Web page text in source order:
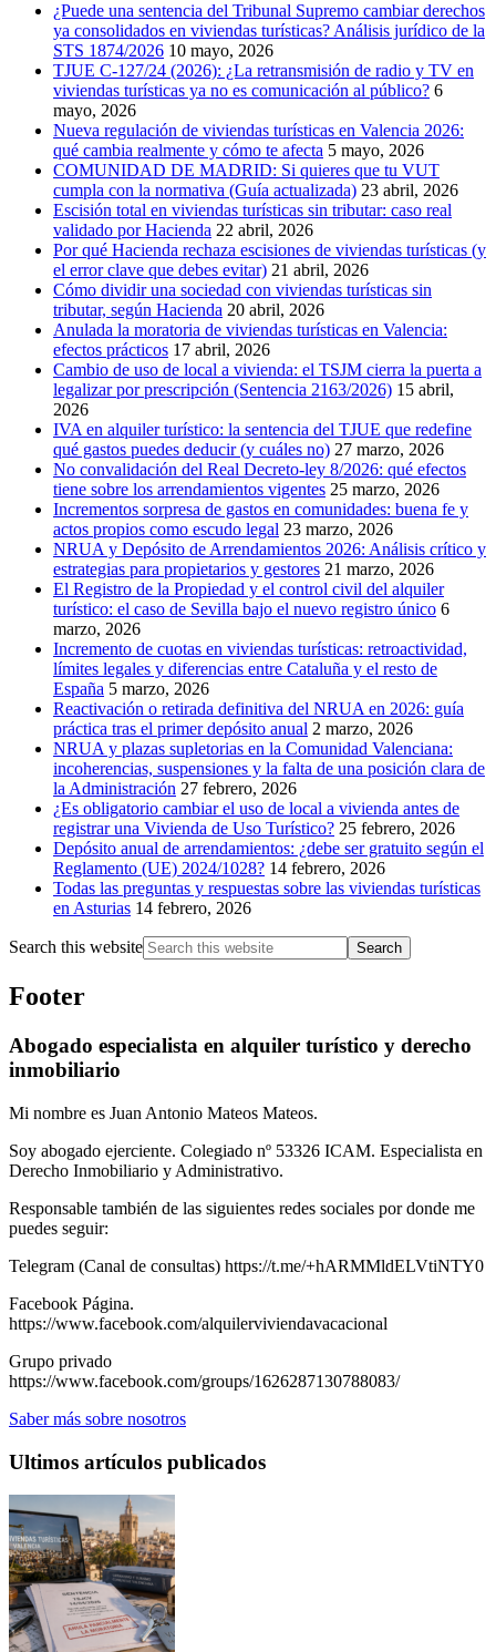
¿Puede una sentencia del Tribunal Supremo cambiar derechos
ya consolidados en viviendas turísticas? Análisis jurídico de la
STS 1874/2026 10 mayo, 2026
TJUE C-127/24 (2026): ¿La retransmisión de radio y TV en
viviendas turísticas ya no es comunicación al público? 6
mayo, 2026
Nueva regulación de viviendas turísticas en Valencia 2026:
qué cambia realmente y cómo te afecta 5 mayo, 2026
COMUNIDAD DE MADRID: Si quieres que tu VUT
cumpla con la normativa (Guía actualizada) 23 abril, 2026
Escisión total en viviendas turísticas sin tributar: caso real
validado por Hacienda 22 abril, 2026
Por qué Hacienda rechaza escisiones de viviendas turísticas (y
el error clave que debes evitar) 21 abril, 2026
Cómo dividir una sociedad con viviendas turísticas sin
tributar, según Hacienda 20 abril, 2026
Anulada la moratoria de viviendas turísticas en Valencia:
efectos prácticos 17 abril, 2026
Cambio de uso de local a vivienda: el TSJM cierra la puerta a
legalizar por prescripción (Sentencia 2163/2026) 15 abril,
2026
IVA en alquiler turístico: la sentencia del TJUE que redefine
qué gastos puedes deducir (y cuáles no) 27 marzo, 2026
No convalidación del Real Decreto-ley 8/2026: qué efectos
tiene sobre los arrendamientos vigentes 25 marzo, 2026
Incrementos sorpresa de gastos en comunidades: buena fe y
actos propios como escudo legal 23 marzo, 2026
NRUA y Depósito de Arrendamientos 2026: Análisis crítico y
estrategias para propietarios y gestores 21 marzo, 2026
El Registro de la Propiedad y el control civil del alquiler
turístico: el caso de Sevilla bajo el nuevo registro único 6
marzo, 2026
Incremento de cuotas en viviendas turísticas: retroactividad,
límites legales y diferencias entre Cataluña y el resto de
España 5 marzo, 2026
Reactivación o retirada definitiva del NRUA en 2026: guía
práctica tras el primer depósito anual 2 marzo, 2026
NRUA y plazas supletorias en la Comunidad Valenciana:
incoherencias, suspensiones y la falta de una posición clara de
la Administración 27 febrero, 2026
¿Es obligatorio cambiar el uso de local a vivienda antes de
registrar una Vivienda de Uso Turístico? 25 febrero, 2026
Depósito anual de arrendamientos: ¿debe ser gratuito según el
Reglamento (UE) 2024/1028? 14 febrero, 2026
Todas las preguntas y respuestas sobre las viviendas turísticas
en Asturias 14 febrero, 2026
Search this website
Footer
Abogado especialista en alquiler turístico y derecho
inmobiliario
Mi nombre es Juan Antonio Mateos Mateos.
Soy abogado ejerciente. Colegiado nº 53326 ICAM. Especialista en
Derecho Inmobiliario y Administrativo.
Responsable también de las siguientes redes sociales por donde me
puedes seguir:
Telegram (Canal de consultas) https://t.me/+hARMMldELVtiNTY0
Facebook Página.
https://www.facebook.com/alquilerviviendavacacional
Grupo privado
https://www.facebook.com/groups/1626287130788083/
Saber más sobre nosotros
Ultimos artículos publicados